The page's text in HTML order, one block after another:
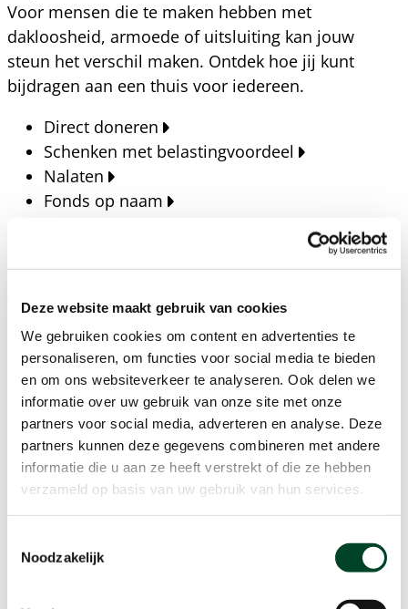
Deze website maakt gebruik van cookies
We gebruiken cookies om content en advertenties te
personaliseren, om functies voor social media te bieden
en om ons websiteverkeer te analyseren. Ook delen we
informatie over uw gebruik van onze site met onze
partners voor social media, adverteren en analyse. Deze
partners kunnen deze gegevens combineren met andere
informatie die u aan ze heeft verstrekt of die ze hebben
verzameld op basis van uw gebruik van hun services.
Noodzakelijk
Voor mensen die te maken hebben met
dakloosheid, armoede of uitsluiting kan jouw
steun het verschil maken. Ontdek hoe jij kunt
bijdragen aan een thuis voor iedereen.
Direct doneren
Schenken met belastingvoordeel
Nalaten
Fonds op naam
Blijf op de hoogte van het laatste nieuws, verhalen,
publicaties en ontwikkelingen rondom Kansfonds
en onze missie.
Nieuwsberichten
Nieuws
Verhalen
Beeldbanken
Foto's bestaanszekerheid
Agenda